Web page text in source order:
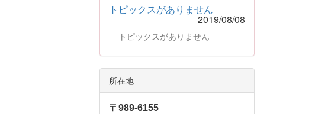
トピックスがありません
2019/08/08
トピックスがありません
所在地
〒989-6155